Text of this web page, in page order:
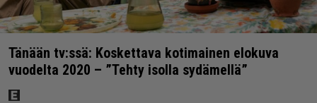
Tänään tv:ssä: Koskettava kotimainen elokuva
vuodelta 2020 – ”Tehty isolla sydämellä”